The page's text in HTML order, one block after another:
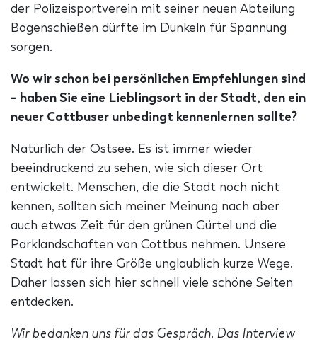
der Polizeisportverein mit seiner neuen Abteilung
Bogenschießen dürfte im Dunkeln für Spannung
sorgen.
Wo wir schon bei persönlichen Empfehlungen sind
– haben Sie eine Lieblingsort in der Stadt, den ein
neuer Cottbuser unbedingt kennenlernen sollte?
Natürlich der Ostsee. Es ist immer wieder
beeindruckend zu sehen, wie sich dieser Ort
entwickelt. Menschen, die die Stadt noch nicht
kennen, sollten sich meiner Meinung nach aber
auch etwas Zeit für den grünen Gürtel und die
Parklandschaften von Cottbus nehmen. Unsere
Stadt hat für ihre Größe unglaublich kurze Wege.
Daher lassen sich hier schnell viele schöne Seiten
entdecken.
Wir bedanken uns für das Gespräch. Das Interview